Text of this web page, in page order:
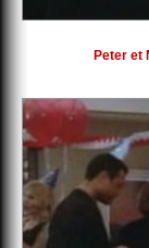
Peter et